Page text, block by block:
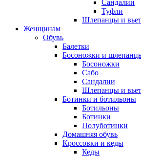
Сандалии
Туфли
Шлепанцы и
Женщинам
Обувь
Балетки
Босоножки и
Босоножки
Сабо
Сандалии
Шлепанцы и
Ботинки и ботильоны
Ботильоны
Ботинки
Полуботинки
Домашняя обувь
Кроссовки и кеды
Кеды